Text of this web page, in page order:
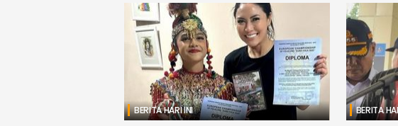
BERITA HARI INI BERITA